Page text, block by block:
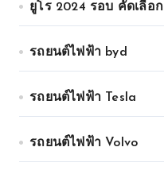
ยูโร 2024 รอบ คัดเลือก
รถยนต์ไฟฟ้า byd
รถยนต์ไฟฟ้า Tesla
รถยนต์ไฟฟ้า Volvo